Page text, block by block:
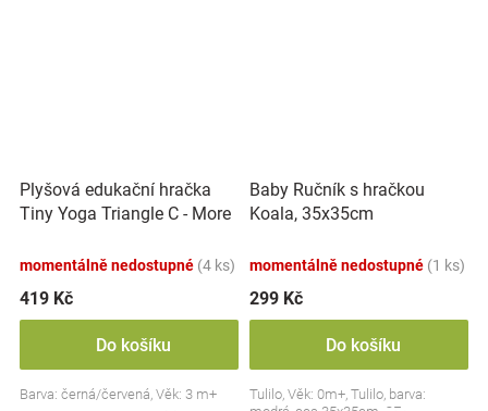
Plyšová edukační hračka
Tiny Yoga Triangle C - More
BabyOno
momentálně nedostupné (4 ks)
419 Kč
Do košíku
Barva: černá/červená, Věk: 3 m+
Baby Ručník s hračkou
Koala, 35x35cm
momentálně nedostupné (1 ks)
299 Kč
Do košíku
Tulilo, Věk: 0m+, Tulilo, barva: